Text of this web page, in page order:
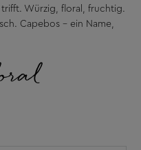
Würzig, floral, fruchtig.
Capebos – ein Name,